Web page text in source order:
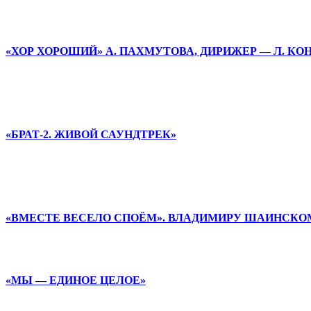
«ХОР ХОРОШИЙ» А. ПАХМУТОВА, ДИРИЖЕР — Л.
«БРАТ-2. ЖИВОЙ САУНДТРЕК»
«ВМЕСТЕ ВЕСЕЛО СПОЁМ». ВЛАДИМИРУ
«МЫ — ЕДИНОЕ ЦЕЛОЕ»